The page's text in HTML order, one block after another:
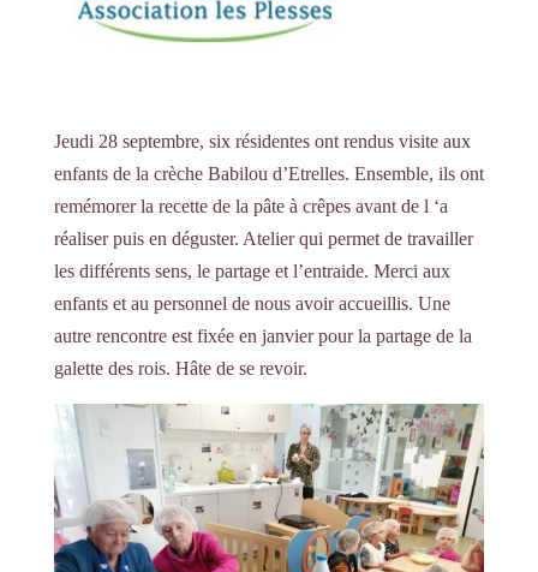
Jeudi 28 septembre, six résidentes ont rendus visite aux
enfants de la crèche Babilou d’Etrelles. Ensemble, ils ont
remémorer la recette de la pâte à crêpes avant de l ‘a
réaliser puis en déguster. Atelier qui permet de travailler
les différents sens, le partage et l’entraide. Merci aux
enfants et au personnel de nous avoir accueillis. Une
autre rencontre est fixée en janvier pour la partage de la
galette des rois. Hâte de se revoir.